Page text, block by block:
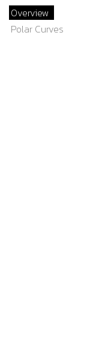
Overview
Polar Curves